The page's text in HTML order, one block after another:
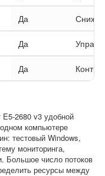
Да
Да
Да
2680 v3 удобной
компьютере
тестовый Windows,
мониторинга,
Большое число потоков
ресурсы между